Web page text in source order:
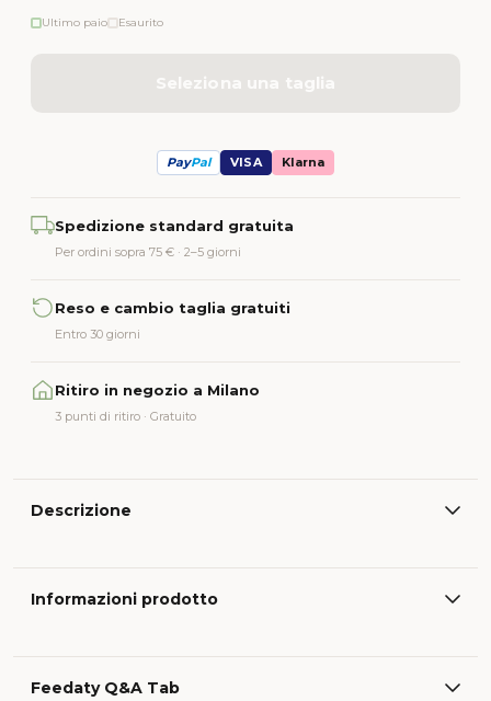
Ultimo paio Esaurito
Seleziona una taglia
PayPal VISA Klarna
Spedizione standard gratuita
Per ordini sopra 75 € · 2–5 giorni
Reso e cambio taglia gratuiti
Entro 30 giorni
Ritiro in negozio a Milano
3 punti di ritiro · Gratuito
Descrizione
Informazioni prodotto
Feedaty Q&A Tab